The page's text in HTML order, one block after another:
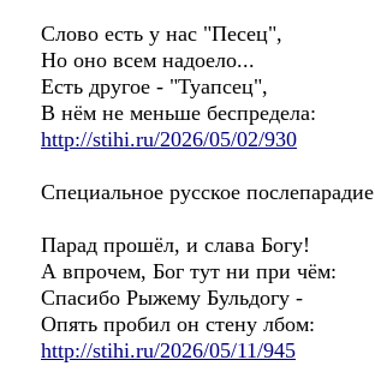
Слово есть у нас "Песец",
Но оно всем надоело...
Есть другое - "Туапсец",
В нём не меньше беспредела:
http://stihi.ru/2026/05/02/930
Специальное русское послепарадие
Парад прошёл, и слава Богу!
А впрочем, Бог тут ни при чём:
Спасибо Рыжему Бульдогу -
Опять пробил он стену лбом:
http://stihi.ru/2026/05/11/945